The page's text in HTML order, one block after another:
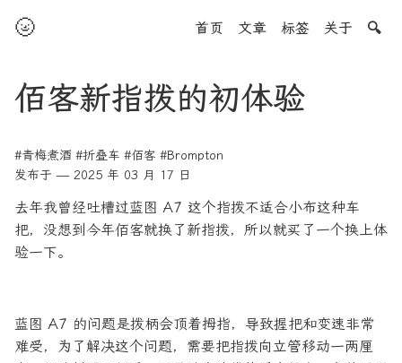
🌝 首页 文章 标签 关于 🔍
佰客新指拨的初体验
#青梅煮酒 #折叠车 #佰客 #Brompton
发布于 — 2025 年 03 月 17 日
去年我曾经吐槽过蓝图 A7 这个指拨不适合小布这种车
把，没想到今年佰客就换了新指拨，所以就买了一个换上体
验一下。
蓝图 A7 的问题是拨柄会顶着拇指，导致握把和变速非常
难受，为了解决这个问题，需要把指拨向立管移动一两厘